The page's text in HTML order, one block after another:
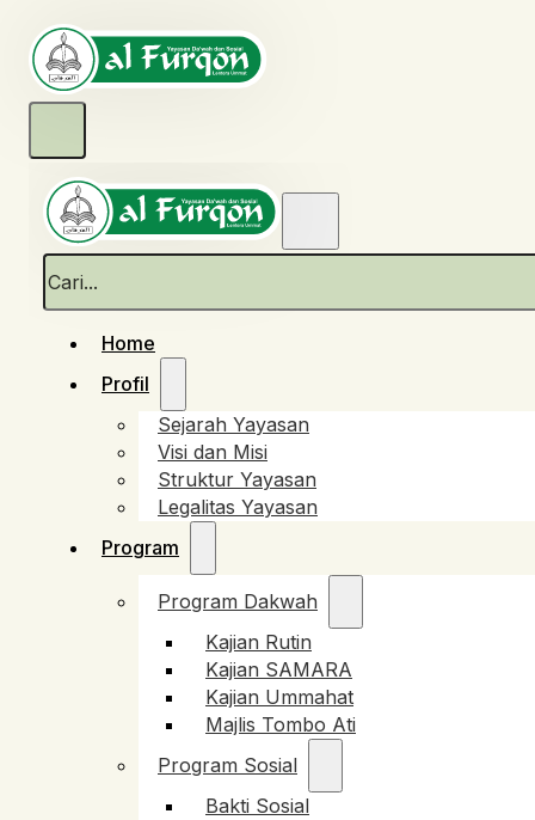
Cari
Home
Profil
Sejarah Yayasan
Visi dan Misi
Struktur Yayasan
Legalitas Yayasan
Program
Program Dakwah
Kajian Rutin
Kajian SAMARA
Kajian Ummahat
Majlis Tombo Ati
Program Sosial
Bakti Sosial